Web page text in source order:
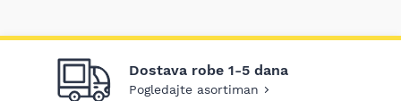
Dostava robe 1-5 dana
Pogledajte asortiman